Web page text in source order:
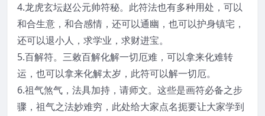
4.龙虎玄坛赵公元帅符秘。此符法也有多种用处，可以
和合生意，和合感情，还可以通幽，也可以护身镇宅，
还可以退小人，求学业，求财进宝。
5.百解符。三敕百解化解一切厄难，可以拿来化难转
运，也可以拿来化解太岁，此符可以解一切厄。
6.祖气煞气，法具加持，请师文。这些是画符必备之步
骤，祖气之法妙难穷，此处给大家点名扼要让大家学到